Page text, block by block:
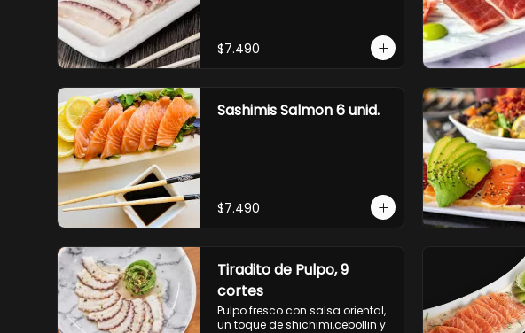
$7.490
Sashimis Salmon 6 unid.
$7.490
Tiradito de Pulpo, 9
cortes
Pulpo fresco con salsa oriental,
un toque de shichimi,cebollin y